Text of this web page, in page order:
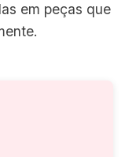
em peças que